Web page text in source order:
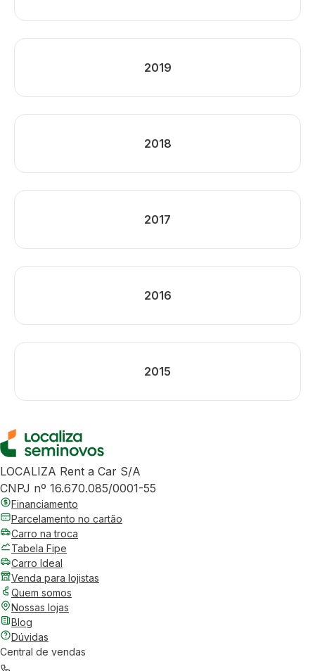
2019
2018
2017
2016
2015
LOCALIZA Rent a Car S/A
CNPJ nº 16.670.085/0001-55
Financiamento
Parcelamento no cartão
Carro na troca
Tabela Fipe
Carro Ideal
Venda para lojistas
Quem somos
Nossas lojas
Blog
Dúvidas
Central de vendas